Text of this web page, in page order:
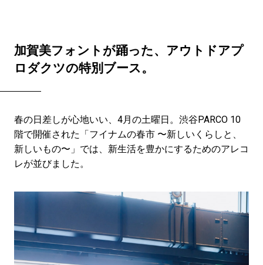
加賀美フォントが踊った、アウトドアプ
ロダクツの特別ブース。
春の日差しが心地いい、4月の土曜日。渋谷PARCO 10
階で開催された「フイナムの春市 〜新しいくらしと、
新しいもの〜」では、新生活を豊かにするためのアレコ
レが並びました。